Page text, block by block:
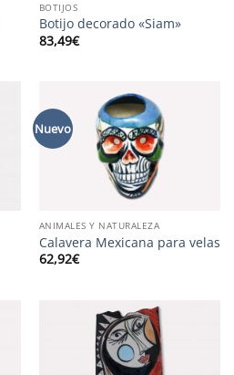
BOTIJOS
Botijo decorado «Siam»
83,49€
Nuevo
ANIMALES Y NATURALEZA
Calavera Mexicana para velas
62,92€